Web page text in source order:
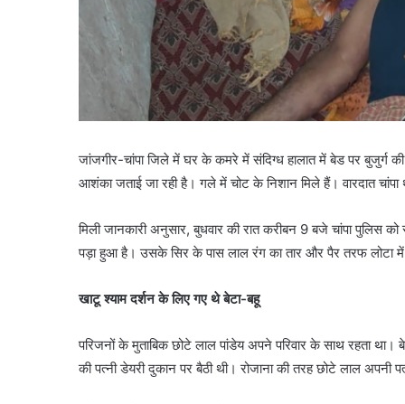
जांजगीर-चांपा जिले में घर के कमरे में संदिग्ध हालात में बेड पर बुजुर्ग
आशंका जताई जा रही है। गले में चोट के निशान मिले हैं। वारदात
मिली जानकारी अनुसार, बुधवार की रात करीबन 9 बजे चांपा
पड़ा हुआ है। उसके सिर के पास लाल रंग का तार और पैर तरफ
खाटू श्याम दर्शन के लिए गए थे बेटा-बहू
परिजनों के मुताबिक छोटे लाल पांडेय अपने परिवार के साथ रहता
की पत्नी डेयरी दुकान पर बैठी थी। रोजाना की तरह छोटे लाल